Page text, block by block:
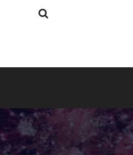
Search